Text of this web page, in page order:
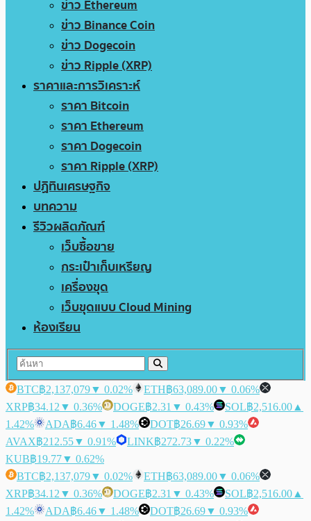
ข่าว Ethereum
ข่าว Binance Coin
ข่าว Dogecoin
ข่าว Ripple (XRP)
ราคาและการวิเคราะห์
ราคา Bitcoin
ราคา Ethereum
ราคา Dogecoin
ราคา Ripple (XRP)
ปฏิทินเศรษฐกิจ
บทความ
รีวิวผลิตภัณฑ์
เว็บซื้อขาย
กระเป๋าเก็บเหรียญ
เครื่องขุด
เว็บขุดแบบ Cloud Mining
ห้องเรียน
BTC฿2,137,079▼ 0.02% ETH฿63,089.00▼ 0.06%
XRP฿34.12 ▼ 0.36% DOGE฿2.31 ▼ 0.43% SOL฿2,516.00 ▲
1.42%
ADA฿6.46▼ 1.48% DOT฿26.69▼ 0.93%
AVAX฿212.55▼ 0.91% LINK฿272.73▼ 0.22%
KUB฿19.77▼ 0.62%
BTC฿2,137,079▼ 0.02% ETH฿63,089.00▼ 0.06%
XRP฿34.12 ▼ 0.36% DOGE฿2.31 ▼ 0.43% SOL฿2,516.00 ▲
1.42%
ADA฿6.46▼ 1.48% DOT฿26.69▼ 0.93%